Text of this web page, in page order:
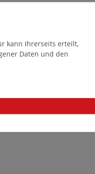
kann Ihrerseits erteilt,
Daten und den